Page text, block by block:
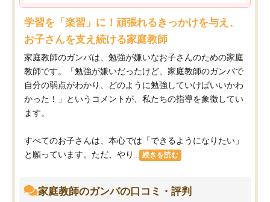
学習を「楽習」に！頑張れるきっかけを与え、
お子さんを支え続ける家庭教師
家庭教師のガンバは、勉強が嫌いなお子さんのための家庭
教師です。「勉強が嫌いだったけど、家庭教師のガンバで
自分の弱点がわかり、どのように勉強していけばいいかわ
かった！」というコメントが、私たちの指導を象徴してい
ます。
すべてのお子さんは、本心では「できるようになりたい」
と願っています。ただ、やり...
続きを読む
家庭教師のガンバの口コミ・評判